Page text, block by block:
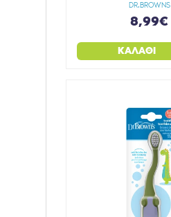
DR.BROWNS
8,99€
ΚΑΛΆΘΙ